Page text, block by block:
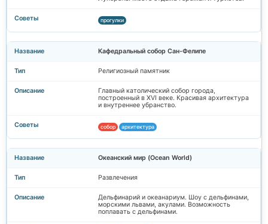
прогулки
Кафедральный собор Сан-Фелипе
Религиозный памятник
Главный католический собор города,
построенный в XVI веке. Красивая архитектура
и внутреннее убранство.
собор архитектура
Океанский мир (Ocean World)
Развлечения
Дельфинарий и океанариум. Шоу с дельфинами,
морскими львами, акулами. Возможность
поплавать с дельфинами.